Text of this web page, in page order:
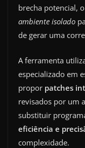
brecha potencial,
ambiente isolado
de gerar uma
A ferramenta
especializado em
propor patches
revisados por um
substituir
eficiência e
complexidade.